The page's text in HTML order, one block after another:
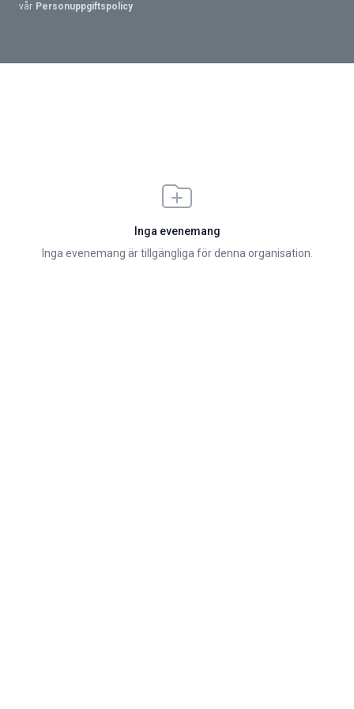
vår Personuppgiftspolicy
Inga evenemang
Inga evenemang är tillgängliga för denna organisation.